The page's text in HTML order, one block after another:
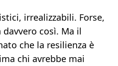
irrealizzabili. Forse,
così. Ma il
che la resilienza è
chi avrebbe mai